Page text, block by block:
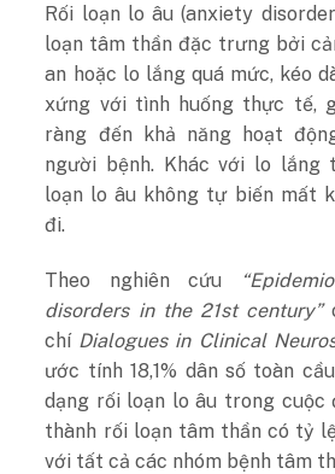
Rối loạn lo âu (anxiety
loạn tâm thần đặc trưng bởi
an hoặc lo lắng quá mức, kéo
xứng với tình huống thực tế,
ràng đến khả năng hoạt
người bệnh. Khác với lo lắng
loạn lo âu không tự biến mất
đi.
Theo nghiên cứu
disorders in the 21st century”
chí Dialogues in Clinical
ước tính 18,1% dân số toàn
dạng rối loạn lo âu trong cuộc
thành rối loạn tâm thần có tỷ
với tất cả các nhóm bệnh tâm